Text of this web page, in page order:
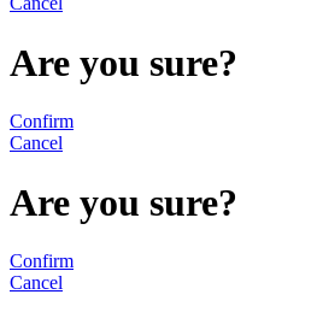
Are you sure?
Confirm
Cancel
Are you sure?
Confirm
Cancel